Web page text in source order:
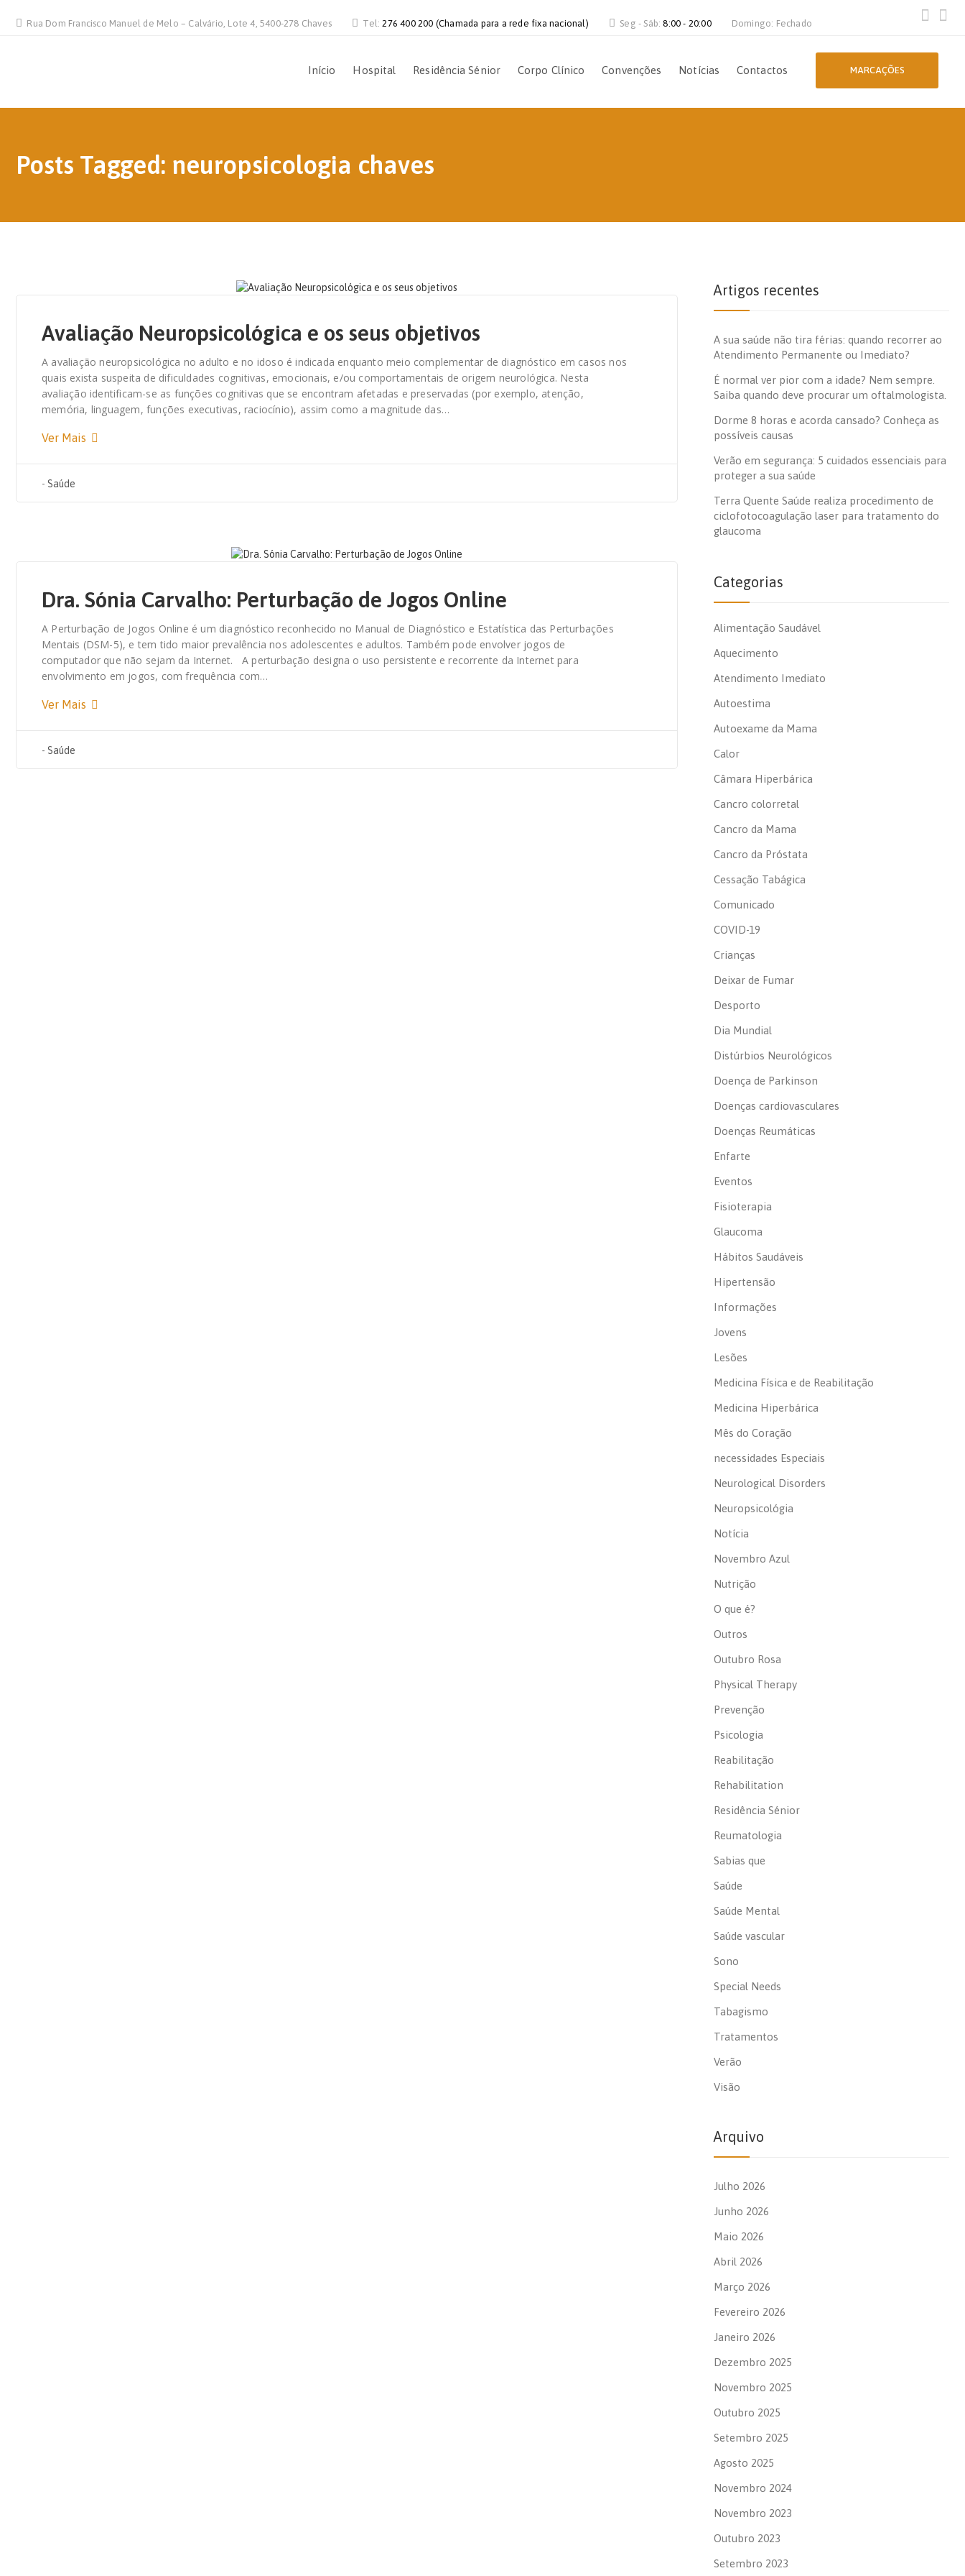
Rua Dom Francisco Manuel de Melo – Calvário, Lote 4, 5400-278 Chaves Tel:276 400 200 (Chamada para a rede fixa nacional) Seg - Sáb:8:00 - 20:00 Domingo: Fechado
Início Hospital Residência Sénior Corpo Clínico Convenções Notícias Contactos MARCAÇÕES
Posts Tagged: neuropsicologia chaves
Avaliação Neuropsicológica e os seus objetivos
A avaliação neuropsicológica no adulto e no idoso é indicada enquanto meio complementar de diagnóstico em casos nos
quais exista suspeita de dificuldades cognitivas, emocionais, e/ou comportamentais de origem neurológica. Nesta
avaliação identificam-se as funções cognitivas que se encontram afetadas e preservadas (por exemplo, atenção,
memória, linguagem, funções executivas, raciocínio), assim como a magnitude das…
Ver Mais
- Saúde
Dra. Sónia Carvalho: Perturbação de Jogos Online
A Perturbação de Jogos Online é um diagnóstico reconhecido no Manual de Diagnóstico e Estatística das Perturbações
Mentais (DSM-5), e tem tido maior prevalência nos adolescentes e adultos. Também pode envolver jogos de
computador que não sejam da Internet. A perturbação designa o uso persistente e recorrente da Internet para
envolvimento em jogos, com frequência com…
Ver Mais
- Saúde
Artigos recentes
A sua saúde não tira férias: quando recorrer ao
Atendimento Permanente ou Imediato?
É normal ver pior com a idade? Nem sempre.
Saiba quando deve procurar um oftalmologista.
Dorme 8 horas e acorda cansado? Conheça as
possíveis causas
Verão em segurança: 5 cuidados essenciais para
proteger a sua saúde
Terra Quente Saúde realiza procedimento de
ciclofotocoagulação laser para tratamento do
glaucoma
Categorias
Alimentação Saudável
Aquecimento
Atendimento Imediato
Autoestima
Autoexame da Mama
Calor
Câmara Hiperbárica
Cancro colorretal
Cancro da Mama
Cancro da Próstata
Cessação Tabágica
Comunicado
COVID-19
Crianças
Deixar de Fumar
Desporto
Dia Mundial
Distúrbios Neurológicos
Doença de Parkinson
Doenças cardiovasculares
Doenças Reumáticas
Enfarte
Eventos
Fisioterapia
Glaucoma
Hábitos Saudáveis
Hipertensão
Informações
Jovens
Lesões
Medicina Física e de Reabilitação
Medicina Hiperbárica
Mês do Coração
necessidades Especiais
Neurological Disorders
Neuropsicológia
Notícia
Novembro Azul
Nutrição
O que é?
Outros
Outubro Rosa
Physical Therapy
Prevenção
Psicologia
Reabilitação
Rehabilitation
Residência Sénior
Reumatologia
Sabias que
Saúde
Saúde Mental
Saúde vascular
Sono
Special Needs
Tabagismo
Tratamentos
Verão
Visão
Arquivo
Julho 2026
Junho 2026
Maio 2026
Abril 2026
Março 2026
Fevereiro 2026
Janeiro 2026
Dezembro 2025
Novembro 2025
Outubro 2025
Setembro 2025
Agosto 2025
Novembro 2024
Novembro 2023
Outubro 2023
Setembro 2023